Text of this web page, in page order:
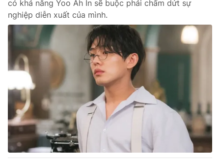
có khả năng Yoo Ah In sẽ buộc phải chấm dứt sự
nghiệp diễn xuất của mình.